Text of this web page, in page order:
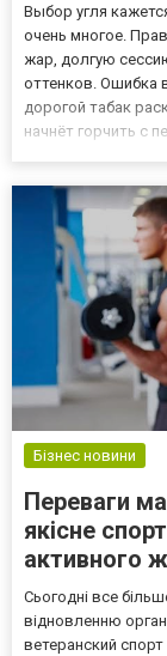
Выбор угля
очень многое.
жар, долгую
оттенков. Ошибка
дорогой табак
начнёт горчить с
Бізнес новини
Переваги
якісне
активного
Сьогодні все
відновленню
ветеранский